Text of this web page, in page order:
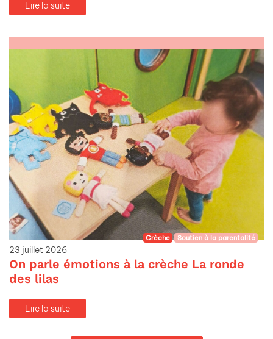
Lire la suite
Crèche Soutien à la parentalité
23 juillet 2026
On parle émotions à la crèche La ronde
des lilas
Lire la suite